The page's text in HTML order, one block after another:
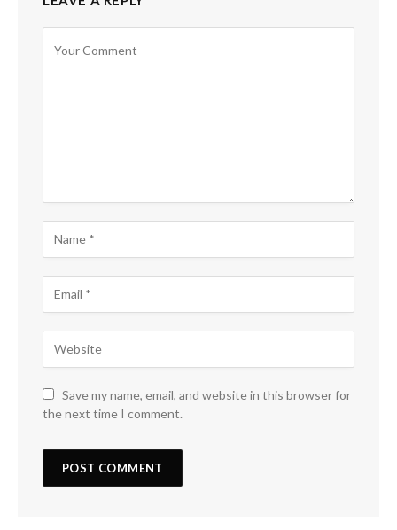
Save my name, email, and website in this browser for
the next time I comment.